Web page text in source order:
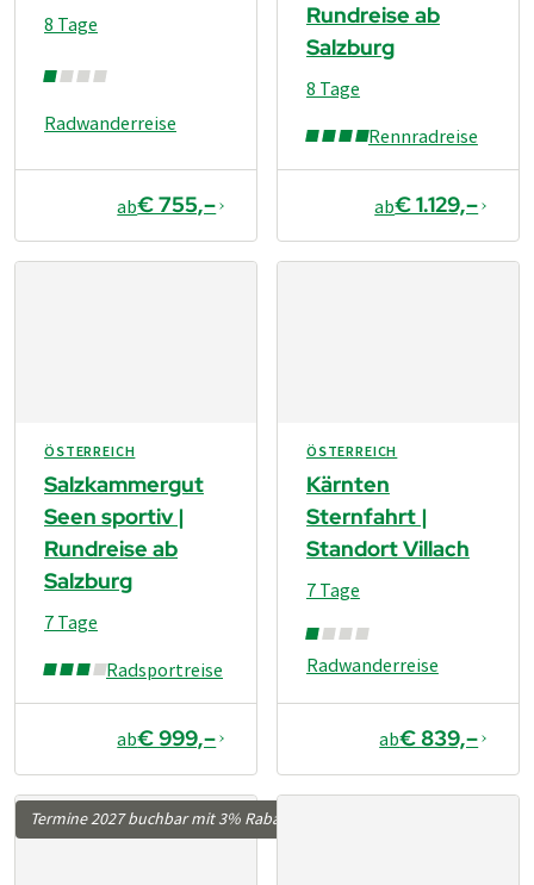
Radwanderreise
8 Tage
ab€ 755,–
Rundreise ab
Salzburg
Rennradreise
8 Tage
ab€ 1.129,–
ÖSTERREICH
Salzkammergut
Seen sportiv |
Rundreise ab
Salzburg
Radsportreise
7 Tage
ab€ 999,–
ÖSTERREICH
Kärnten
Sternfahrt |
Standort Villach
Radwanderreise
7 Tage
ab€ 839,–
Termine 2027 buchbar mit 3% Rabatt